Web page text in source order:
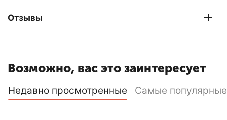
Отзывы
Возможно, вас это заинтересует
Недавно просмотренные Самые популярные